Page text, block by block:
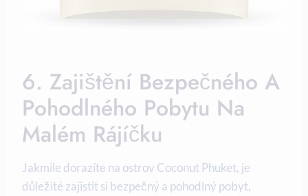
6. Zajištění Bezpečného A
Pohodlného Pobytu Na
‌malém Rájíčku
Jakmile dorazíte na ostrov Coconut Phuket,⁤ je
⁢důležité zajistit si ⁢bezpečný a ⁣pohodlný pobyt,